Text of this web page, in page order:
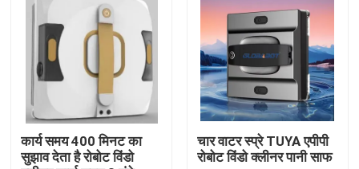
एक उद्धरण का अनुरोध करें
रोबोट वैक्यूम क्लीनर
रोबोट विंडो क्लीनर
कार्य समय 400 मिनट का
सुझाव देता है रोबोट विंडो
चार वाटर स्प्रे TUYA एपीपी
रोबोट विंडो क्लीनर पानी साफ